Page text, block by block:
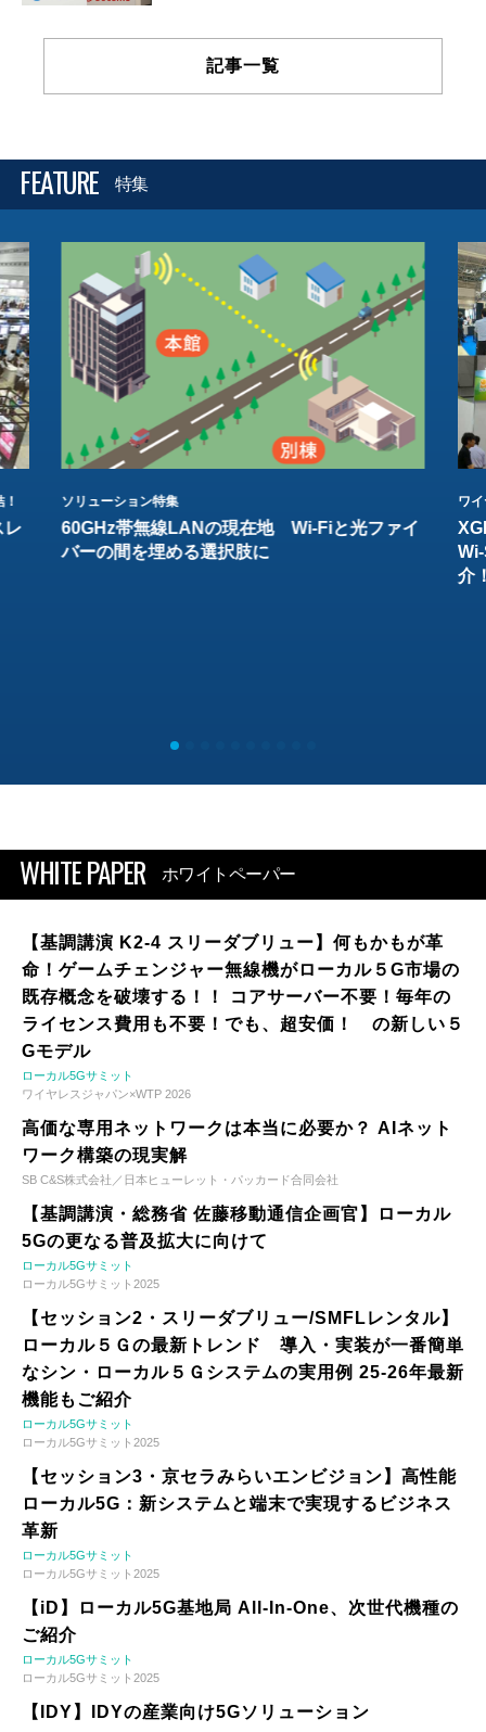
記事一覧
FEATURE 特集
レ
ソリューション特集
60GHz帯無線LANの現在地 Wi-Fiと光ファイ
バーの間を埋める選択肢に
ワ
介
WHITE PAPER ホワイトペーパー
【基調講演 K2-4 スリーダブリュー】何もかもが革
命！ゲームチェンジャー無線機がローカル５G市場の
既存概念を破壊する！！ コアサーバー不要！毎年の
ライセンス費用も不要！でも、超安価！ の新しい５
Gモデル
ローカル5Gサミット
ワイヤレスジャパン×WTP 2026
高価な専用ネットワークは本当に必要か？ AIネット
ワーク構築の現実解
SB C&S株式会社／日本ヒューレット・パッカード合同会社
【基調講演・総務省 佐藤移動通信企画官】ローカル
5Gの更なる普及拡大に向けて
ローカル5Gサミット
ローカル5Gサミット2025
【セッション2・スリーダブリュー/SMFLレンタル】
ローカル５Ｇの最新トレンド 導入・実装が一番簡単
なシン・ローカル５Ｇシステムの実用例 25-26年最新
機能もご紹介
ローカル5Gサミット
ローカル5Gサミット2025
【セッション3・京セラみらいエンビジョン】高性能
ローカル5G：新システムと端末で実現するビジネス
革新
ローカル5Gサミット
ローカル5Gサミット2025
【iD】ローカル5G基地局 All-In-One、次世代機種の
ご紹介
ローカル5Gサミット
ローカル5Gサミット2025
【IDY】IDYの産業向け5Gソリューション